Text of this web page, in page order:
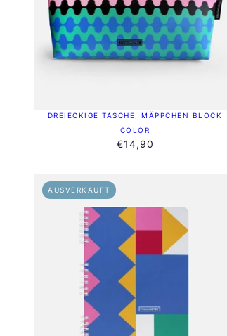
DREIECKIGE TASCHE, MÄPPCHEN BLOCK
COLOR
€14,90
AUSVERKAUFT